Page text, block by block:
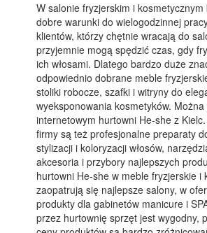
W salonie fryzjerskim i
dobre warunki do wielogodzinnej
klientów, którzy chętnie wracają do
przyjemnie mogą spędzić czas, gdy
ich włosami. Dlatego bardzo duże
odpowiednio dobrane meble
stoliki robocze, szafki i witryny do
wyeksponowania kosmetyków.
internetowym hurtowni He-she z
firmy są też profesjonalne preparaty
stylizacji i koloryzacji włosów,
akcesoria i przybory najlepszych
hurtowni He-she w meble fryzjerskie i
zaopatrują się najlepsze salony, w
produkty dla gabinetów manicure i
przez hurtownię sprzęt jest wygodny,